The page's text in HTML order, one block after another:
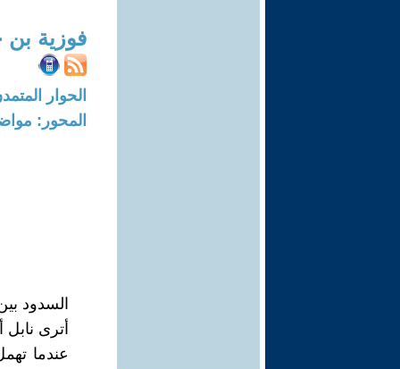
فوزية بن
الحوار المتمدن-العدد: 6025
المحور:
السدود
أترى
عندما